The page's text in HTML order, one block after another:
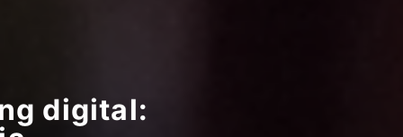
digital: